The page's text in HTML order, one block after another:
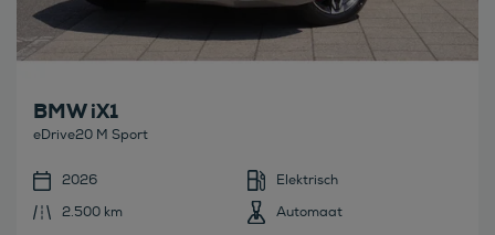
BMW iX1
eDrive20 M Sport
2026
Elektrisch
2.500 km
Automaat